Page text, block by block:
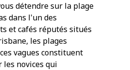
détendre sur la plage
dans l'un des
et cafés réputés situés
les plages
vagues constituent
novices qui